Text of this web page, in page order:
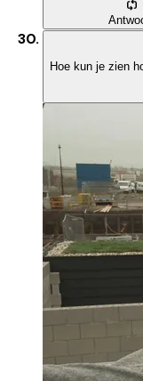
Hoe kun je zien